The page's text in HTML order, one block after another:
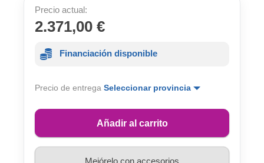
Precio actual:
2.371,00 €
Financiación disponible
Precio de entrega Seleccionar provincia
Añadir al carrito